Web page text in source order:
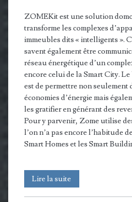
ZOMEKit est une solution
transforme les complexes
immeubles dits « intelligents ».
savent également être
réseau énergétique d’un
encore celui de la Smart City.
est de permettre non seulement
économies d’énergie mais
les gratifier en générant des
Pour y parvenir, Zome utilise
l’on n’a pas encore l’habitude
Smart Homes et les Smart
Lire la suite
connecte